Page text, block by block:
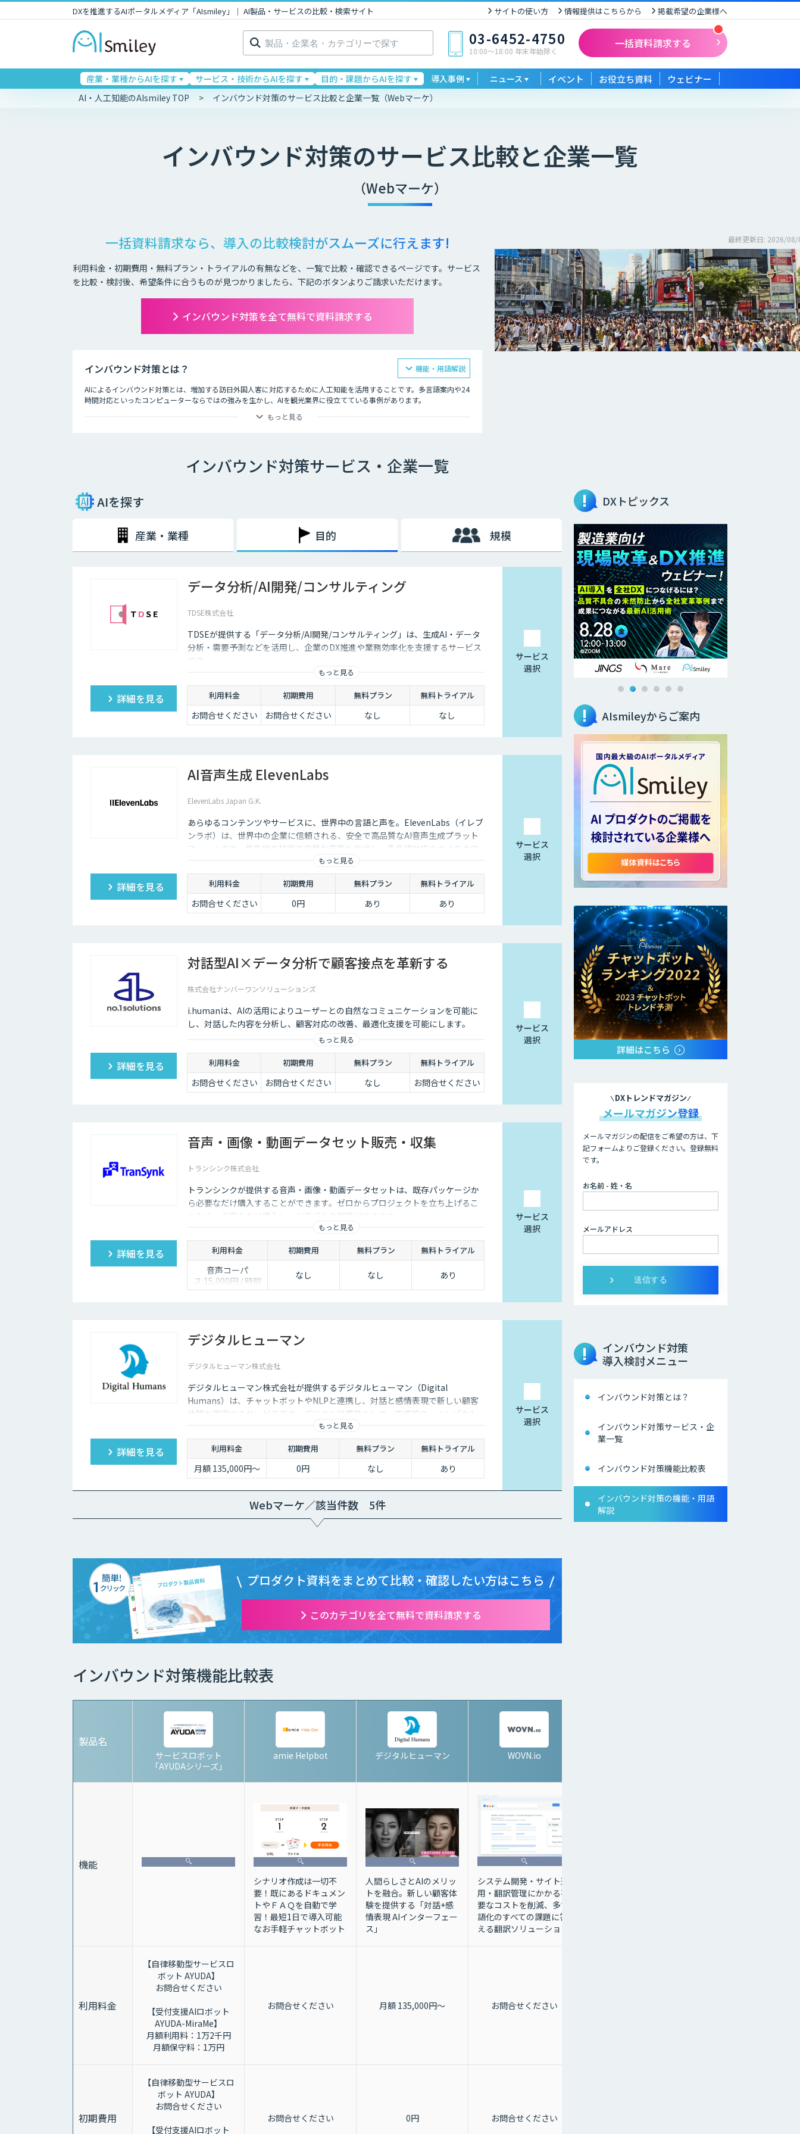
DXを推進するAIポータルメディア「AIsmiley」｜ AI製品・サービスの比較・検索サイト サイトの使い方 情報提供はこちらから 掲載希望の企業様へ
検
索: 03-6452-4750
10:00〜18:00 年末年始除く
一括資料請求する
産業・業種からAIを探す サービス・技術からAIを探す 目的・課題からAIを探す 導入事例 ニュース イベント お役立ち資料 ウェビナー
AI・人工知能のAIsmiley TOP インバウンド対策のサービス比較と企業一覧（Webマーケ）
インバウンド対策のサービス比較と企業一覧
（Webマーケ）
一括資料請求なら、導入の比較検討がスムーズに行えます!
利用料金・初期費用・無料プラン・トライアルの有無などを、一覧で比較・確認できるページです。サービス
を比較・検討後、希望条件に合うものが見つかりましたら、下記のボタンよりご請求いただけます。
インバウンド対策を全て無料で資料請求する
最終更新日: 2026/08/
インバウンド対策とは？
AIによるインバウンド対策とは、増加する訪日外国人客に対応するために人工知能を活用することです。多言語案内や24
時間対応といったコンピューターならではの強みを生かし、AIを観光業界に役立てている事例があります。
ホテルの予約サービスやアミューズメント施設、観光案内所などでは多言語対応のAIの導入が進んでいます。言語や営業
もっと見る
機能・用語解説
インバウンド対策サービス・企業一覧
AIを探す
産業・業種 目的 規模
データ分析/AI開発/コンサルティング
TDSE株式会社
TDSEが提供する「データ分析/AI開発/コンサルティング」は、生成AI・データ
分析・需要予測などを活用し、企業のDX推進や業務効率化を支援するサービス
です。
もっと見る
詳細を見る 利用料金 初期費用 無料プラン 無料トライアル
お問合せください お問合せください なし なし
サービス
選択
AI音声生成 ElevenLabs
ElevenLabs Japan G.K.
あらゆるコンテンツやサービスに、世界中の言語と声を。ElevenLabs（イレブ
ンラボ）は、世界中の企業に信頼される、安全で高品質なAI音声生成プラット
フォームです。最先端の技術で自然な音声を生成し、多言語対応やボイスクロ
ーニング機能も、悪用を防ぐ倫理的ガードレールの中で提供します。
もっと見る
詳細を見る 利用料金 初期費用 無料プラン 無料トライアル
お問合せください 0円 あり あり
サービス
選択
対話型AI×データ分析で顧客接点を革新する
株式会社ナンバーワンソリューションズ
i.humanは、AIの活用によりユーザーとの自然なコミュニケーションを可能に
し、対話した内容を分析し、顧客対応の改善、最適化支援を可能にします。
もっと見る
詳細を見る 利用料金 初期費用 無料プラン 無料トライアル
お問合せください お問合せください なし お問合せください
サービス
選択
音声・画像・動画データセット販売・収集
トランシンク株式会社
トランシンクが提供する音声・画像・動画データセットは、既存パッケージか
ら必要なだけ購入することができます。ゼロからプロジェクトを立ち上げるこ
となく、必要なだけ購入し、AIモデルの開発ができます。
もっと見る
詳細を見る 利用料金 初期費用 無料プラン 無料トライアル
音声コーパ
ス:15,000円 / 時間
人物写真画像収
なし なし あり
サービス
選択
デジタルヒューマン
デジタルヒューマン株式会社
デジタルヒューマン株式会社が提供するデジタルヒューマン（Digital
Humans）は、チャットボットやNLPと連携し、対話と感情表現で新しい顧客
体験を提供するサービスです。デジタル従業員として、直感的で、インパクト
があり、競争力があるサービス創造と顧客体験が提供できます。
もっと見る
詳細を見る 利用料金 初期費用 無料プラン 無料トライアル
月額 135,000円〜 0円 なし あり
サービス
選択
Webマーケ／該当件数 5件
プロダクト資料をまとめて比較・確認したい方はこちら
このカテゴリを全て無料で資料請求する
インバウンド対策機能比較表
製品名
サービスロボット
「AYUDAシリーズ」
amie Helpbot デジタルヒューマン WOVN.io
機能
シナリオ作成は一切不
要！既にあるドキュメン
トやＦＡＱを自動で学
習！最短1日で導入可能
なお手軽チャットボット
人間らしさとAIのメリッ
トを融合。新しい顧客体
験を提供する「対話+感
情表現 AIインターフェー
ス」
システム開発・サイト運
用・翻訳管理にかかる不
要なコストを削減、多言
語化のすべての課題に答
える翻訳ソリューション
利用料金
【自律移動型サービスロ
ボット AYUDA】
お問合せください
【受付支援AIロボット
AYUDA-MiraMe】
月額利用料：1万2千円
月額保守料：1万円
お問合せください 月額 135,000円〜 お問合せください
初期費用
【自律移動型サービスロ
ボット AYUDA】
お問合せください
【受付支援AIロボット
お問合せください 0円 お問合せください
DXトピックス
AIsmileyからご案内
DXトレンドマガジン
メールマガジン登録
メールマガジンの配信をご希望の方は、下
記フォームよりご登録ください。登録無料
です。
お名前 - 姓・名
メールアドレス
インバウンド対策
導入検討メニュー
インバウンド対策とは？
インバウンド対策サービス・企
業一覧
インバウンド対策機能比較表
インバウンド対策の機能・用語
解説